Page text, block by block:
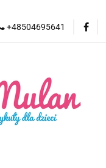
+48504695641
Wyprzedaż
Nowości